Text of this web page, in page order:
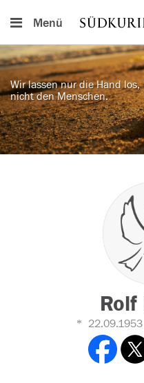
Menü
Wir lassen nur die Hand los,
nicht den Menschen.
Rolf
22.09.1953